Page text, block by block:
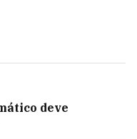
deve